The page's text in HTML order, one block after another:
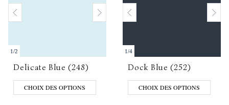
1/2
Delicate Blue (248)
CHOIX DES OPTIONS
1/4
Dock Blue (252)
CHOIX DES OPTIONS